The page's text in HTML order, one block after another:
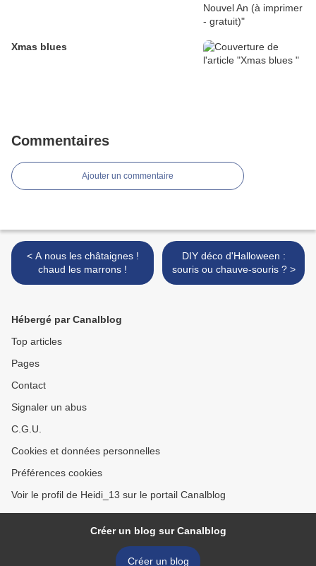
Xmas blues
Commentaires
Ajouter un commentaire
< A nous les châtaignes !
chaud les marrons !
DIY déco d'Halloween :
souris ou chauve-souris ? >
Hébergé par Canalblog
Top articles
Pages
Contact
Signaler un abus
C.G.U.
Cookies et données personnelles
Préférences cookies
Voir le profil de Heidi_13 sur le portail Canalblog
Créer un blog sur Canalblog
Créer un blog